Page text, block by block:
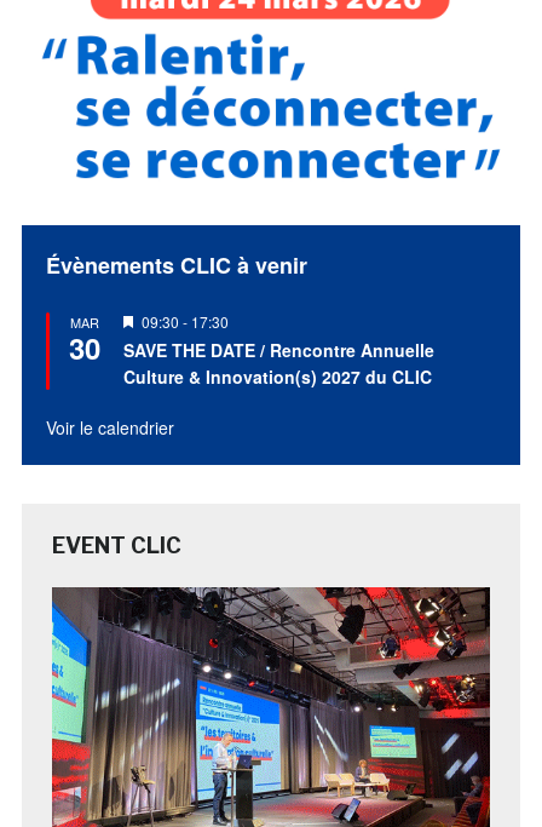
Évènements CLIC à venir
MAR
30
Mis
en
avant
09:30 - 17:30
SAVE THE DATE / Rencontre Annuelle
Culture & Innovation(s) 2027 du CLIC
Voir le calendrier
EVENT CLIC